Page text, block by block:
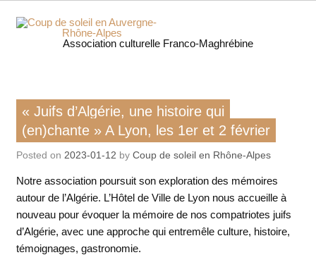
Skip
content
Coup
Association culturelle Franco-Maghrébine
Film
Histoire / mémoires
« Juifs d’Algérie, une histoire qui
(en)chante » A Lyon, les 1er et 2 février
Posted on 2023-01-12 by Coup de soleil en Rhône-Alpes
Notre association poursuit son exploration des mémoires
autour de l’Algérie. L’Hôtel de Ville de Lyon nous accueille à
nouveau pour évoquer la mémoire de nos compatriotes juifs
d’Algérie, avec une approche qui entremêle culture, histoire,
témoignages, gastronomie.